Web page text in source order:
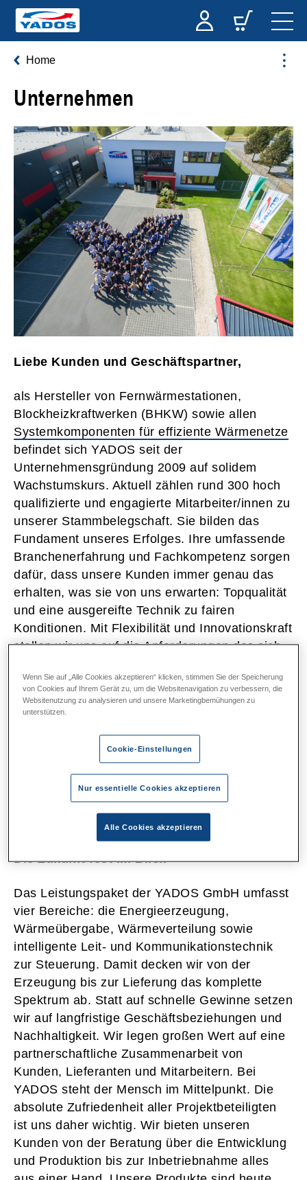
Home
Unternehmen
Liebe Kunden und Geschäftspartner,
als Hersteller von Fernwärmestationen,
Blockheizkraftwerken (BHKW) sowie allen
Systemkomponenten für effiziente Wärmenetze
befindet sich YADOS seit der
Unternehmensgründung 2009 auf solidem
Wachstumskurs. Aktuell zählen rund 300 hoch
qualifizierte und engagierte Mitarbeiter/innen zu
unserer Stammbelegschaft. Sie bilden das
Fundament unseres Erfolges. Ihre umfassende
Branchenerfahrung und Fachkompetenz sorgen
dafür, dass unsere Kunden immer genau das
erhalten, was sie von uns erwarten: Topqualität
und eine ausgereifte Technik zu fairen
Konditionen. Mit Flexibilität und Innovationskraft
stellen wir uns auf die Anforderungen des sich
Europa ein. Wir entwickeln für unsere Kunden
innovative und effiziente Lösungen und
Produkte für die Herausforderungen von
morgen. Investitionen in das Unternehmen, die
Personalentwicklungsowie regelmäßige Aus-
und Weiterbildung unserer Mitarbeiter/innen
sorgen dafür, dass YADOS für seine Kunden
auch in der Zukunft bestens aufgestellt sein
Die Zukunft fest im Blick
Das Leistungspaket der YADOS GmbH umfasst
vier Bereiche: die Energieerzeugung,
Wärmeübergabe, Wärmeverteilung sowie
intelligente Leit- und Kommunikationstechnik
zur Steuerung. Damit decken wir von der
Erzeugung bis zur Lieferung das komplette
Spektrum ab. Statt auf schnelle Gewinne setzen
wir auf langfristige Geschäftsbeziehungen und
Nachhaltigkeit. Wir legen großen Wert auf eine
partnerschaftliche Zusammenarbeit von
Kunden, Lieferanten und Mitarbeitern. Bei
YADOS steht der Mensch im Mittelpunkt. Die
absolute Zufriedenheit aller Projektbeteiligten
ist uns daher wichtig. Wir bieten unseren
Kunden von der Beratung über die Entwicklung
und Produktion bis zur Inbetriebnahme alles
Wenn Sie auf „Alle Cookies akzeptieren“ klicken, stimmen Sie der Speicherung
von Cookies auf Ihrem Gerät zu, um die Websitenavigation zu verbessern, die
Websitenutzung zu analysieren und unsere Marketingbemühungen zu
unterstützen.
Cookie-Einstellungen
Nur essentielle Cookies akzeptieren
Alle Cookies akzeptieren